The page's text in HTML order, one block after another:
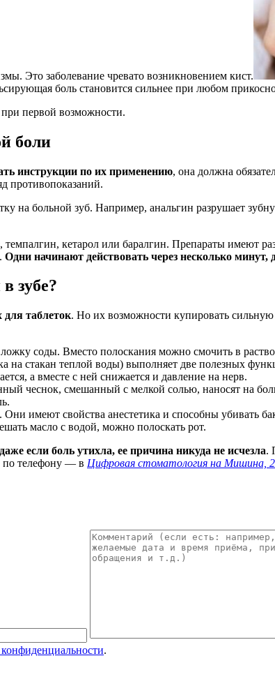
Это заболевание чревато возникновением кист.
боль становится сильнее при любом
при первой возможности.
боли
инструкции по их применению, она должна
противопоказаний.
на больной зуб. Например, анальгин разрушает
кетарол или баралгин. Препараты имеют
Одни начинают действовать через несколько минут,
зубе?
таблеток. Но их возможности купировать
соды. Вместо полоскания можно смочить в
на стакан теплой воды) выполняет две полезных
а вместе с ней снижается и давление на нерв.
чеснок, смешанный с мелкой солью, наносят на
имеют свойства анестетика и способны убивать
масло с водой, можно полоскать рот.
даже если боль утихла, ее причина никуда не исчезла.
по телефону — в Цифровая стоматология на Мишина,
.